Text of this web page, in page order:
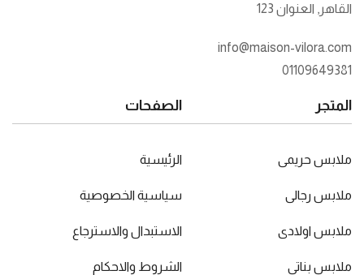
القاهر, العنوان 123
info@maison-vilora.com
01109649381
المتجر
ملابس حريمى
ملابس رجالى
ملابس اولادى
ملابس بناتى
الصفحات
الرئيسية
سياسية الخصوصية
الاستبدال والاسترجاع
الشروط والاحكام